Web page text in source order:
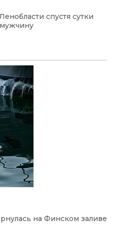
спустя сутки
на Финском заливе